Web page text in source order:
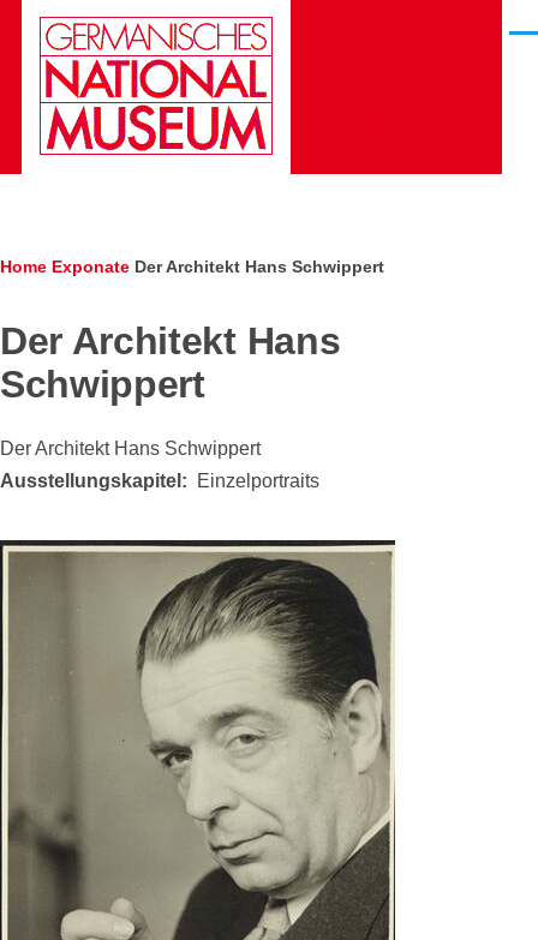
Skip to main content
Breadcrumb
Home Exponate Der Architekt Hans Schwippert
Der Architekt Hans
Schwippert
Der Architekt Hans Schwippert
Ausstellungskapitel
Einzelportraits